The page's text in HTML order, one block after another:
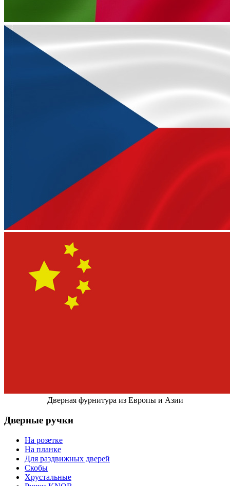
Дверная фурнитура из Европы и Азии
Дверные ручки
На розетке
На планке
Для раздвижных дверей
Скобы
Хрустальные